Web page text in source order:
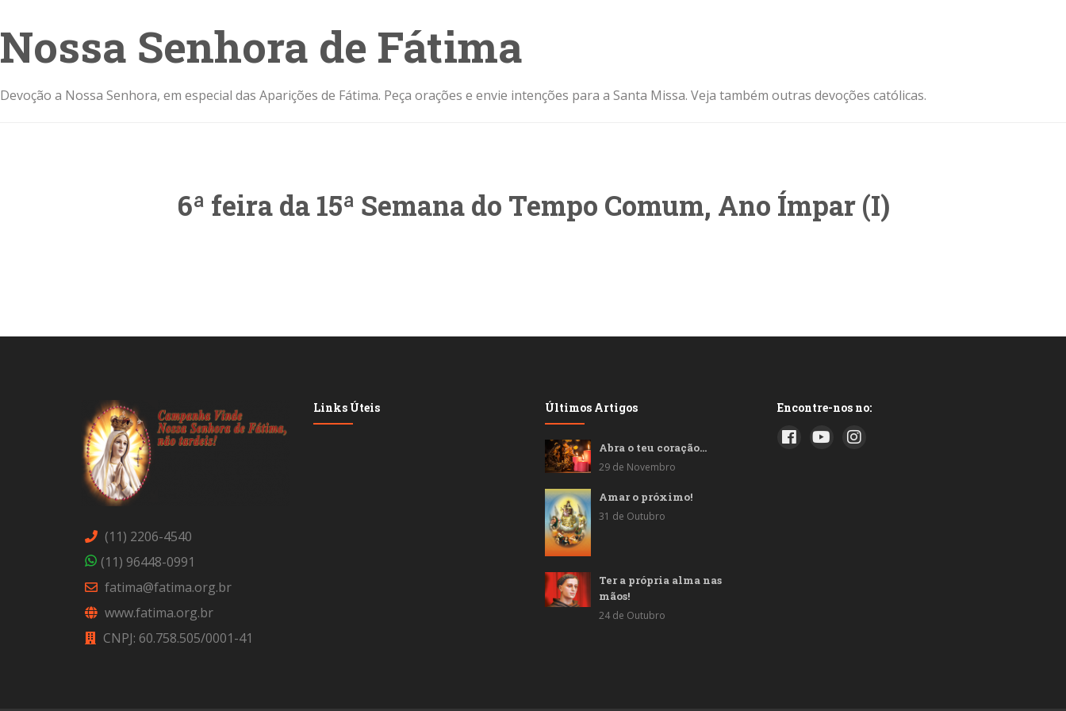
Nossa Senhora de Fátima
Devoção a Nossa Senhora, em especial das Aparições de Fátima. Peça orações e envie intenções para a Santa Missa. Veja também outras devoções católicas.
6ª feira da 15ª Semana do Tempo Comum, Ano Ímpar (I)
(11) 2206-4540
(11) 96448-0991
fatima@fatima.org.br
www.fatima.org.br
CNPJ: 60.758.505/0001-41
Links Úteis Últimos Artigos
Abra o teu coração…
29 de Novembro
Amar o próximo!
31 de Outubro
Ter a própria alma nas
mãos!
24 de Outubro
Encontre-nos no: